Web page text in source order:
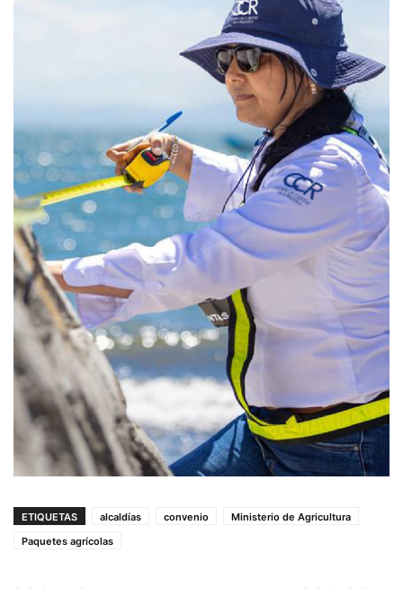
ETIQUETAS alcaldías convenio
Ministerio de Agricultura
Paquetes agrícolas